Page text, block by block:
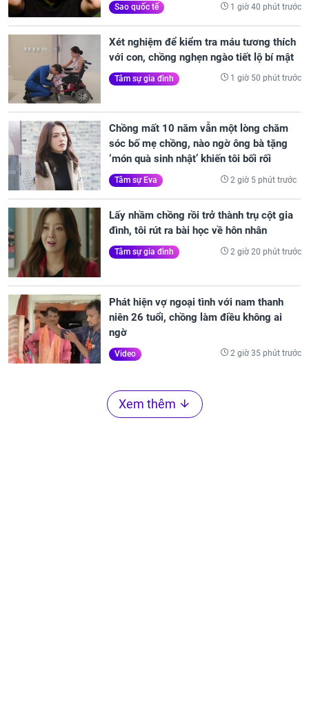
Sao quốc tế 1 giờ 40 phút trước
Xét nghiệm để kiểm tra máu tương thích
với con, chồng nghẹn ngào tiết lộ bí mật
Tâm sự gia đình 1 giờ 50 phút trước
Chồng mất 10 năm vẫn một lòng chăm
sóc bố mẹ chồng, nào ngờ ông bà tặng
‘món quà sinh nhật’ khiến tôi bối rối
Tâm sự Eva 2 giờ 5 phút trước
Lấy nhầm chồng rồi trở thành trụ cột gia
đình, tôi rút ra bài học về hôn nhân
Tâm sự gia đình 2 giờ 20 phút trước
Phát hiện vợ ngoại tình với nam thanh
niên 26 tuổi, chồng làm điều không ai
ngờ
Video 2 giờ 35 phút trước
Xem thêm